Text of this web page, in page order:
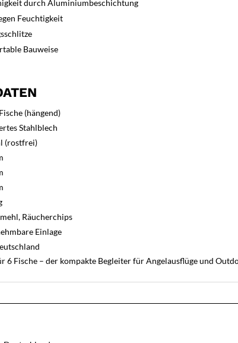
durch Aluminiumbeschichtung
Feuchtigkeit
Bauweise
(hängend)
Stahlblech
(rostfrei)
Räucherchips
Einlage
6 Fische – der kompakte Begleiter für Angelausflüge und